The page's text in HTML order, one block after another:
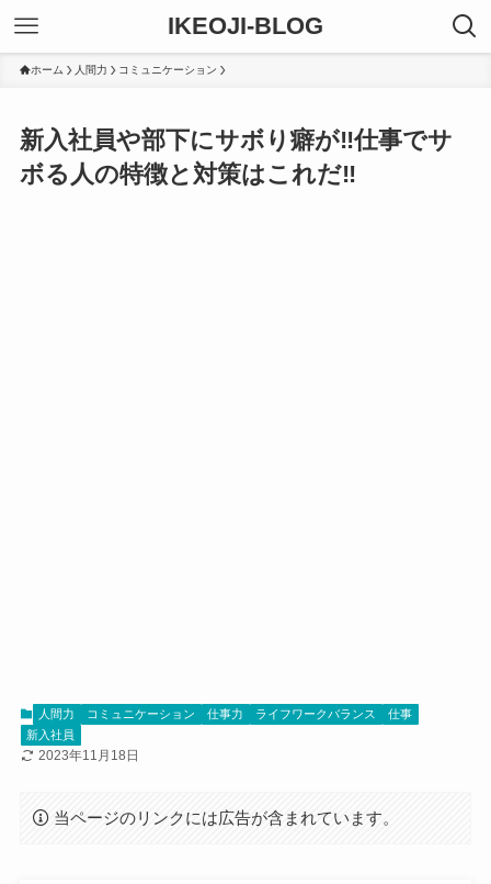
IKEOJI-BLOG
ホーム 人間力 コミュニケーション
新入社員や部下にサボり癖が‼仕事でサ
ボる人の特徴と対策はこれだ‼
人間力 コミュニケーション 仕事力 ライフワークバランス
仕事
新入社員
2023年11月18日
当ページのリンクには広告が含まれています。